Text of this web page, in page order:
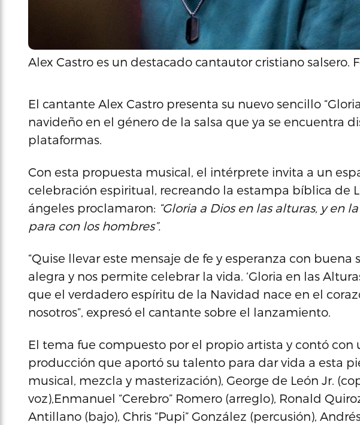
Alex Castro es un destacado cantautor cristiano salsero.
El cantante Alex Castro presenta su nuevo sencillo
navideño en el género de la salsa que ya se encuentra
plataformas.
Con esta propuesta musical, el intérprete invita a un
celebración espiritual, recreando la estampa bíblica de
ángeles proclamaron: “Gloria a Dios en las alturas, y en
para con los hombres”.
“Quise llevar este mensaje de fe y esperanza con buena
alegra y nos permite celebrar la vida. ‘Gloria en las
que el verdadero espíritu de la Navidad nace en el
nosotros”, expresó el cantante sobre el lanzamiento.
El tema fue compuesto por el propio artista y contó
producción que aportó su talento para dar vida a esta
musical, mezcla y masterización), George de León Jr.
voz),Enmanuel “Cerebro” Romero (arreglo), Ronald
Antillano (bajo), Chris “Pupi” González (percusión),